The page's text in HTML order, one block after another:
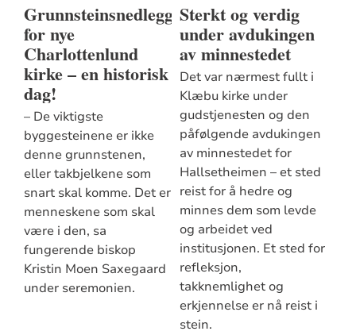
Grunnsteinsnedleggelse
for nye
Charlottenlund
kirke – en historisk
dag!
– De viktigste
byggesteinene er ikke
denne grunnstenen,
eller takbjelkene som
snart skal komme. Det er
menneskene som skal
være i den, sa
fungerende biskop
Kristin Moen Saxegaard
under seremonien.
Sterkt og verdig
under avdukingen
av minnestedet
Det var nærmest fullt i
Klæbu kirke under
gudstjenesten og den
påfølgende avdukingen
av minnestedet for
Hallsetheimen – et sted
reist for å hedre og
minnes dem som levde
og arbeidet ved
institusjonen. Et sted for
refleksjon,
takknemlighet og
erkjennelse er nå reist i
stein.